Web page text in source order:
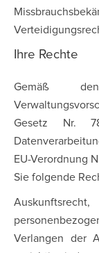
Ihre Rechte
Gemäß
Gesetz Nr.
EU-Verordnung
Sie folgende
Verlangen der